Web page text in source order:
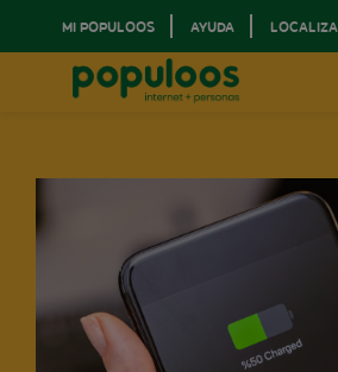
MI POPULOOS AYUDA